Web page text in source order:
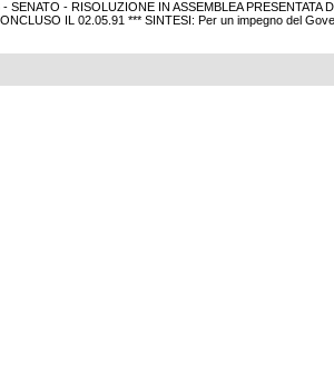
SENATO - RISOLUZIONE IN ASSEMBLEA PRESENTATA
IL 02.05.91 *** SINTESI: Per un impegno del